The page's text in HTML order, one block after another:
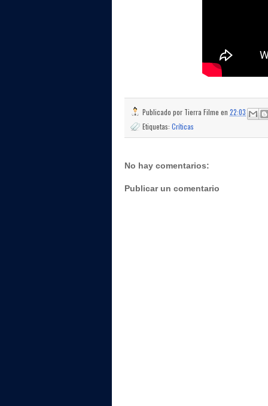
Publicado por Tierra Filme en 22:03
Etiquetas: Críticas
No hay comentarios:
Publicar un comentario